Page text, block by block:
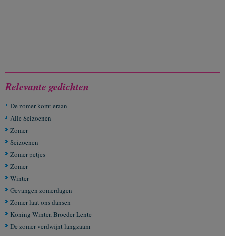
Relevante gedichten
De zomer komt eraan
Alle Seizoenen
Zomer
Seizoenen
Zomer petjes
Zomer
Winter
Gevangen zomerdagen
Zomer laat ons dansen
Koning Winter, Broeder Lente
De zomer verdwijnt langzaam